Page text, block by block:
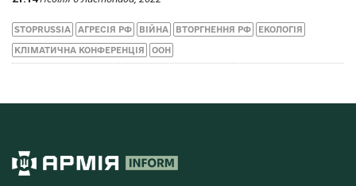
STOPRUSSIA АГРЕСІЯ РФ ВІЙНА ВТОРГНЕННЯ РФ ЕКОЛОГІЯ
КЛІМАТИЧНА КОНФЕРЕНЦІЯ ООН